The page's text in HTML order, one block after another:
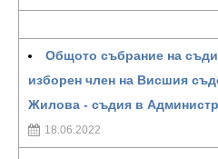
Общото събрание на
изборен член на Висшия
Жилова - съдия в
18.06.2022